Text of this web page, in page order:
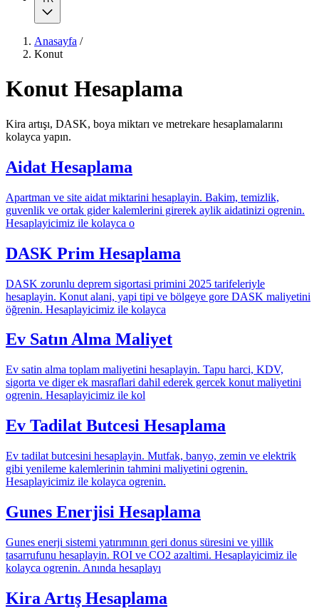
Anasayfa /
Konut
Konut Hesaplama
Kira artışı, DASK, boya miktarı ve metrekare hesaplamalarını
kolayca yapın.
Aidat Hesaplama
Apartman ve site aidat miktarini hesaplayin. Bakim, temizlik,
guvenlik ve ortak gider kalemlerini girerek aylik aidatinizi ogrenin.
Hesaplayicimiz ile kolayca o
DASK Prim Hesaplama
DASK zorunlu deprem sigortasi primini 2025 tarifeleriyle
hesaplayin. Konut alani, yapi tipi ve bölgeye gore DASK maliyetini
öğrenin. Hesaplayicimiz ile kolayca
Ev Satın Alma Maliyet
Ev satin alma toplam maliyetini hesaplayin. Tapu harci, KDV,
sigorta ve diger ek masraflari dahil ederek gercek konut maliyetini
ogrenin. Hesaplayicimiz ile kol
Ev Tadilat Butcesi Hesaplama
Ev tadilat butcesini hesaplayin. Mutfak, banyo, zemin ve elektrik
gibi yenileme kalemlerinin tahmini maliyetini ogrenin.
Hesaplayicimiz ile kolayca ogrenin.
Gunes Enerjisi Hesaplama
Gunes enerji sistemi yatırımının geri donus süresini ve yillik
tasarrufunu hesaplayin. ROI ve CO2 azaltimi. Hesaplayicimiz ile
kolayca ogrenin. Anında hesaplayı
Kira Artış Hesaplama